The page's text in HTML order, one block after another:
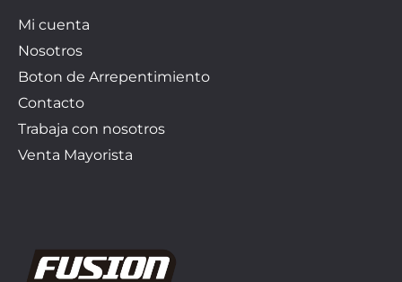
Mi cuenta
Nosotros
Boton de Arrepentimiento
Contacto
Trabaja con nosotros
Venta Mayorista